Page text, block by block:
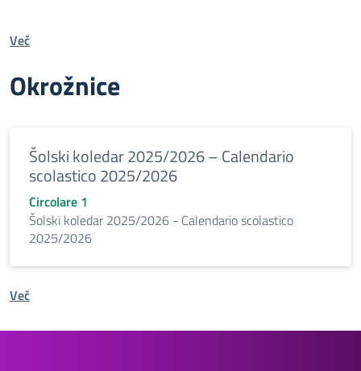
Več
Okrožnice
Šolski koledar 2025/2026 – Calendario
scolastico 2025/2026
Circolare 1
Šolski koledar 2025/2026 - Calendario scolastico
2025/2026
Več